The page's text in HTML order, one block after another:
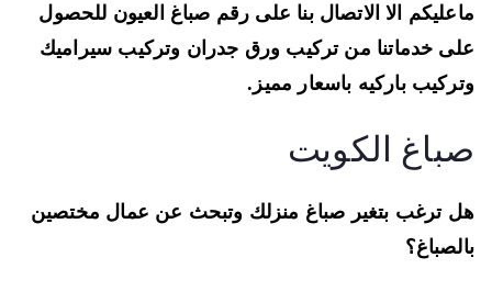
الا الاتصال بنا على رقم صباغ العيون للحصول
خدماتنا من تركيب ورق جدران وتركيب سيراميك
باركيه باسعار مميز.
الكويت
ترغب بتغير صباغ منزلك وتبحث عن عمال مختصين